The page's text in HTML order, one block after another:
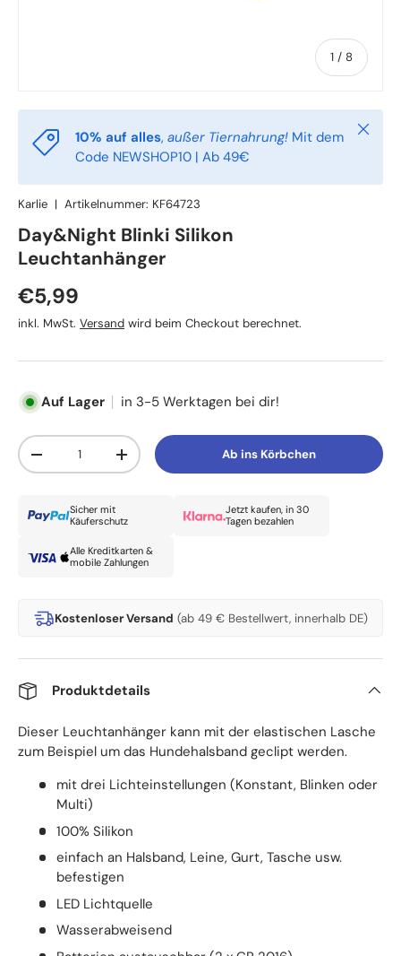
1 / von
8
10% auf alles, außer Tiernahrung! Mit dem
Code NEWSHOP10 | Ab 49€
Karlie | Artikelnummer: KF64723
Karlie
Day&Night Blinki Silikon
Leuchtanhänger
Normaler Preis
€5,99
inkl. MwSt. Versand wird beim Checkout berechnet.
Auf Lager in 3-5 Werktagen bei dir!
Anzahl
Menge verringernMenge erhöhen Ab ins Körbchen
Sicher mit
Käuferschutz
Jetzt kaufen, in 30
Tagen bezahlen
Alle Kreditkarten &
mobile Zahlungen
Kostenloser Versand (ab 49 € Bestellwert, innerhalb DE)
Produktdetails
Dieser Leuchtanhänger kann mit der elastischen Lasche
zum Beispiel um das Hundehalsband geclipt werden.
mit drei Lichteinstellungen (Konstant, Blinken oder
Multi)
100% Silikon
einfach an Halsband, Leine, Gurt, Tasche usw.
befestigen
LED Lichtquelle
Wasserabweisend